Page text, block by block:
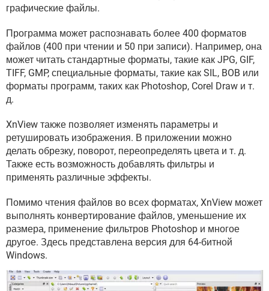
ВИДЕО
графические файлы.
Программа может распознавать более 400 форматов
файлов (400 при чтении и 50 при записи). Например, она
может читать стандартные форматы, такие как JPG, GIF,
TIFF, GMP, специальные форматы, такие как SIL, BOB или
форматы программ, таких как Photoshop, Corel Draw и т.
д.
XnView также позволяет изменять параметры и
ретушировать изображения. В приложении можно
делать обрезку, поворот, переопределять цвета и т. д.
Также есть возможность добавлять фильтры и
применять различные эффекты.
Помимо чтения файлов во всех форматах, XnView может
выполнять конвертирование файлов, уменьшение их
размера, применение фильтров Photoshop и многое
другое. Здесь представлена версия для 64-битной
Windows.